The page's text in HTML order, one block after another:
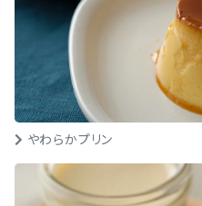
やわらかプリン